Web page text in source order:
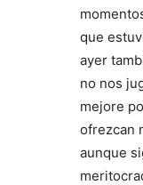
que
ayer
no nos
mejore
ofrezcan
aunque